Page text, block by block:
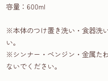
容量：600ml
※本体のつけ置き洗い・食器洗
い。
※シンナー・ベンジン・金属た
ないでください。